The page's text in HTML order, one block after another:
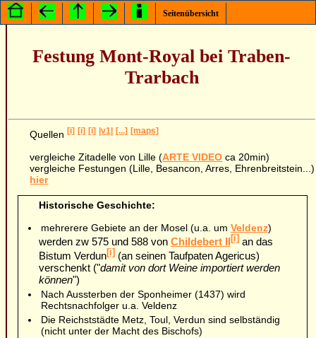
Seitenübersicht
Festung Mont-Royal bei Traben-
Trarbach
Quellen[i] [i] [i] |v1| [...] [maps]
vergleiche Zitadelle von Lille (ARTE VIDEO ca 20min)
vergleiche Festungen (Lille, Besancon, Arres, Ehrenbreitstein...)
hier
Historische Geschichte:
mehrerere Gebiete an der Mosel (u.a. um Veldenz)
werden zw 575 und 588 von Childebert II[i]an das
Bistum Verdun[i](an seinen Taufpaten Agericus)
verschenkt ("damit von dort Weine importiert werden
können")
Nach Aussterben der Sponheimer (1437) wird
Rechtsnachfolger u.a. Veldenz
Die Reichststädte Metz, Toul, Verdun sind selbständig
(nicht unter der Macht des Bischofs)